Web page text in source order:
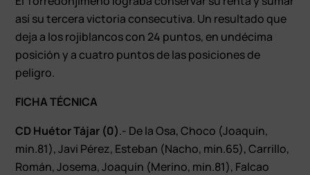
así su tercera victoria consecutiva. Un resultado que
deja a los rojiblancos con 24 puntos, en undécima
posición y a cuatro puntos de las posiciones de
peligro.
FICHA TÉCNICA
CD Huétor Tájar (0).- De la Osa, Choco (Joaquín,
min.81), Javi Pérez, Esteban (Nacho, min.65), Carrillo,
Román, Josema, Joaquín (Merino, min.81), Falcao